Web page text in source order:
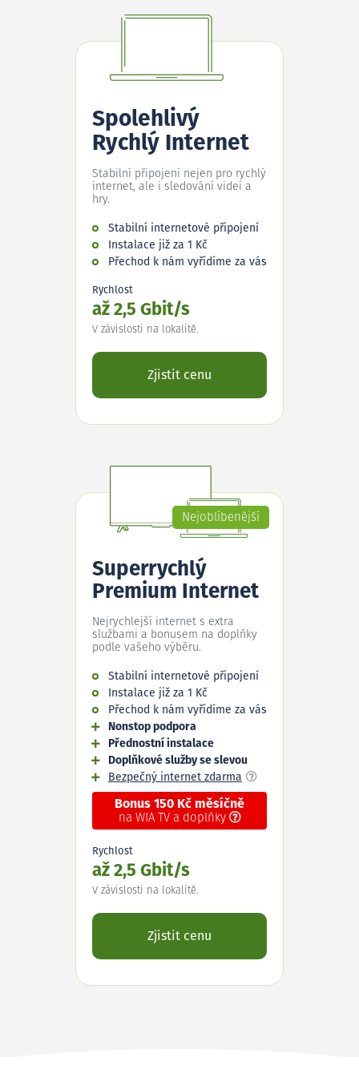
Spolehlivý
Rychlý Internet
Stabilní připojení nejen pro rychlý
internet, ale i sledování videí a
hry.
Stabilní internetové připojení
Instalace již za 1 Kč
Přechod k nám vyřídíme za vás
Rychlost
až 2,5 Gbit/s
V závislosti na lokalitě.
Zjistit cenu
Nejoblíbenější
Superrychlý
Premium Internet
Nejrychlejší internet s extra
službami a bonusem na doplňky
podle vašeho výběru.
Stabilní internetové připojení
Instalace již za 1 Kč
Přechod k nám vyřídíme za vás
Nonstop podpora
Přednostní instalace
Doplňkové služby se slevou
Bezpečný internet zdarma
Bonus 150 Kč měsíčně
na WIA TV a doplňky
Rychlost
až 2,5 Gbit/s
V závislosti na lokalitě.
Zjistit cenu